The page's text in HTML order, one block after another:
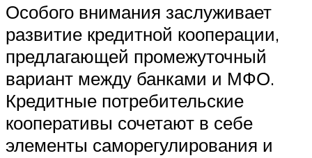
Особого внимания заслуживает
развитие кредитной кооперации,
предлагающей промежуточный
вариант между банками и МФО.
Кредитные потребительские
кооперативы сочетают в себе
элементы саморегулирования и